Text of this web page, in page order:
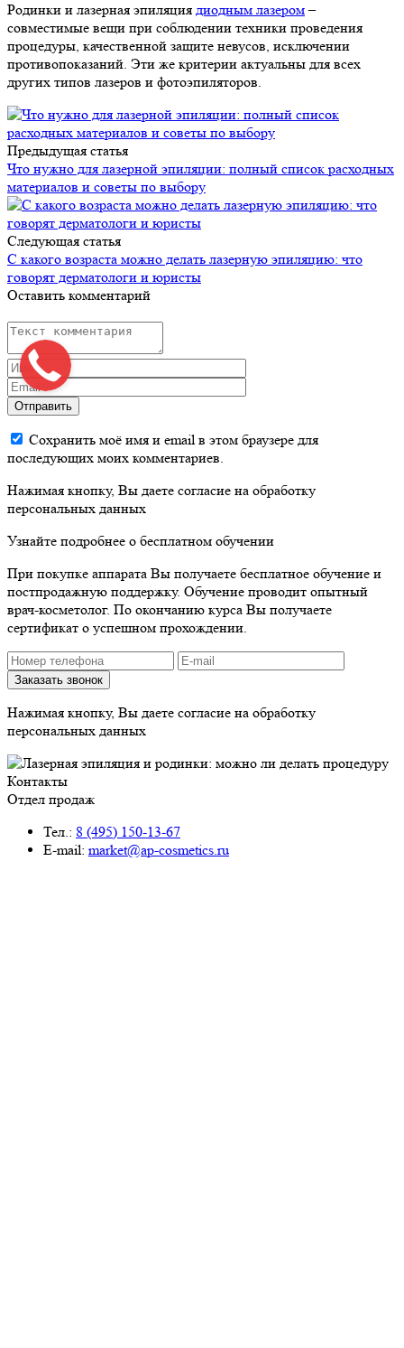
Родинки и лазерная эпиляция диодным лазером–
совместимые вещи при соблюдении техники проведения
процедуры, качественной защите невусов, исключении
противопоказаний. Эти же критерии актуальны для всех
других типов лазеров и фотоэпиляторов.
Предыдущая статья
Что нужно для лазерной эпиляции: полный список расходных
материалов и советы по выбору
Следующая статья
С какого возраста можно делать лазерную эпиляцию: что
говорят дерматологи и юристы
Оставить комментарий
Отправить
Сохранить моё имя и email в этом браузере для
последующих моих комментариев.
Нажимая кнопку, Вы даете согласие на обработку
персональных данных
Узнайте подробнее о бесплатном обучении
При покупке аппарата Вы получаете бесплатное обучение и
постпродажную поддержку. Обучение проводит опытный
врач-косметолог. По окончанию курса Вы получаете
сертификат о успешном прохождении.
Нажимая кнопку, Вы даете согласие на обработку
персональных данных
Контакты
Отдел продаж
Тел.: 8 (495) 150-13-67
E-mail: market@ap-cosmetics.ru